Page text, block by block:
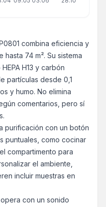
combina eficiencia y
74 m². Su sistema
H13 y carbón
partículas desde 0,1
y humo. No elimina
comentarios, pero sí
purificación con un botón
puntuales, como cocinar
compartimento para
el ambiente,
incluir muestras en
con un sonido